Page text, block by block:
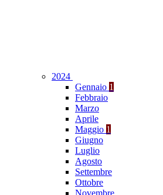
2024
Gennaio 1
Febbraio
Marzo
Aprile
Maggio 1
Giugno
Luglio
Agosto
Settembre
Ottobre